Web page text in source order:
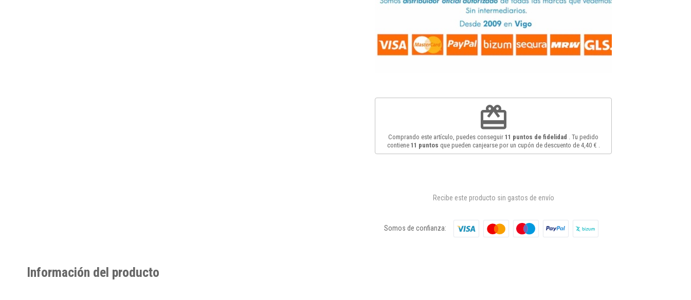
redeem
Comprando este artículo, puedes conseguir 11 puntos de fidelidad . Tu pedido
contiene 11 puntos que pueden canjearse por un cupón de descuento de 4,40 €
Recibe este producto sin gastos de envío
Somos de confianza:
Información del producto